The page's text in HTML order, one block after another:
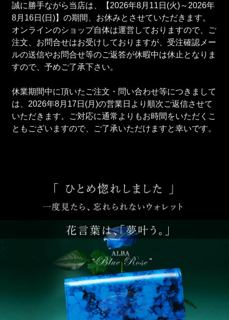
誠に勝手ながら当店は、【2026年8月11日(火)～2026年
8月16日(日)】の期間、お休みとさせていただきます。
オンラインのショップ自体は運営しておりますので、ご
注文、お問合せはお受けしておりますが、受注確認メー
ルの送信やお問合せ等のご返答が休暇中は休止となりま
すので、予めご了承下さい。
休業期間中に頂いたご注文・問い合わせ等につきまして
は、2026年8月17日(月)の営業日より順次ご返信させて
いただきます。ご対応に通常よりもお時間をいただくこ
ともございますので、ご了承いただけますと幸いです。